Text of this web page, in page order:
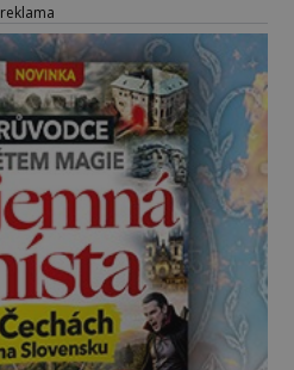
reklama